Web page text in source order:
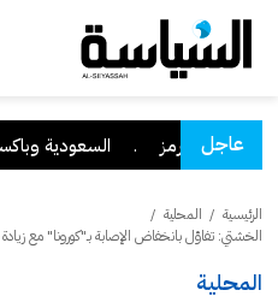
عاجل
مضيق هرمز . السعودية
الرئيسية / المحلية /
الخشتي: تفاؤل بانخفاض الإصابة بـ"كورونا" مع
المحلية